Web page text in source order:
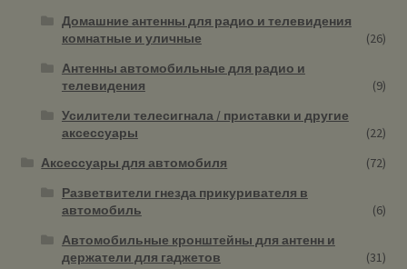
Домашние антенны для радио и телевидения
комнатные и уличные
(26)
Антенны автомобильные для радио и
телевидения
(9)
Усилители телесигнала / приставки и другие
аксессуары
(22)
Аксессуары для автомобиля
(72)
Разветвители гнезда прикуривателя в
автомобиль
(6)
Автомобильные кронштейны для антенн и
держатели для гаджетов
(31)